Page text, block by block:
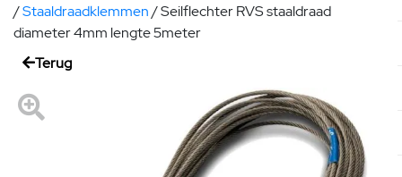
/Staaldraadklemmen/Seilflechter RVS staaldraad
diameter 4mm lengte 5meter
Terug